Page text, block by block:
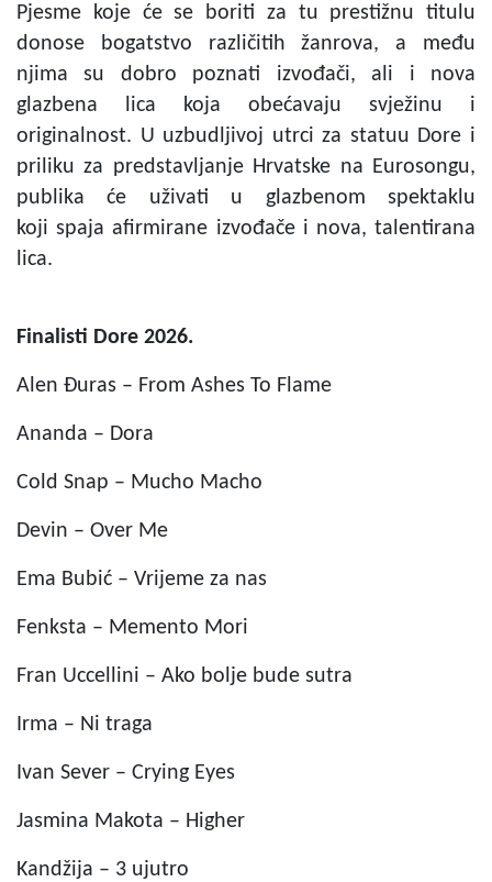
Pjesme koje će se boriti za tu prestižnu titulu
donose bogatstvo različitih žanrova, a među
njima su dobro poznati izvođači, ali i nova
glazbena lica koja obećavaju svježinu i
originalnost. U uzbudljivoj utrci za statuu Dore i
priliku za predstavljanje Hrvatske na Eurosongu,
publika će uživati u glazbenom spektaklu
kojispaja afirmirane izvođače i nova, talentirana
lica.
Finalisti Dore 2026.
Alen Đuras – From Ashes To Flame
Ananda – Dora
Cold Snap – Mucho Macho
Devin – Over Me
Ema Bubić – Vrijeme za nas
Fenksta – Memento Mori
Fran Uccellini – Ako bolje bude sutra
Irma – Ni traga
Ivan Sever – Crying Eyes
Jasmina Makota – Higher
Kandžija – 3 ujutro